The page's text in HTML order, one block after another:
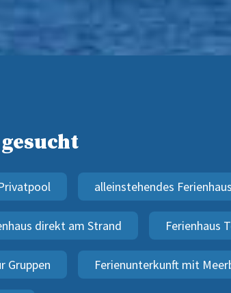
alleinstehendes
direkt am Strand Ferienhaus
Gruppen Ferienunterkunft mit